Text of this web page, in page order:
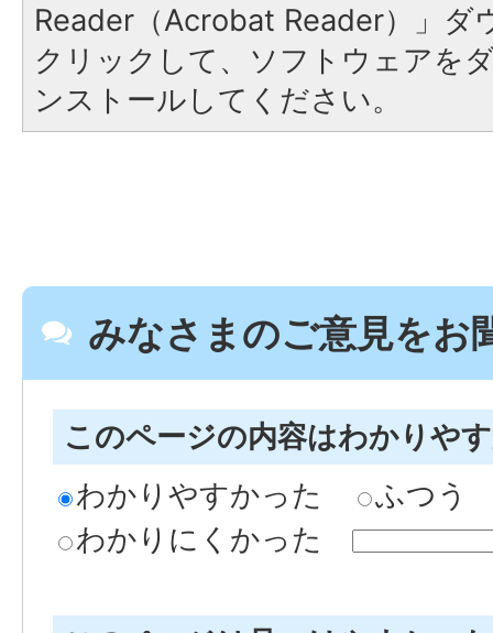
Reader（Acrobat Reader）」ダ
クリックして、ソフトウェアを
ンストールしてください。
みなさまのご意見をお
このページの内容はわかりや
わかりやすかった
ふつう
わかりにくかった